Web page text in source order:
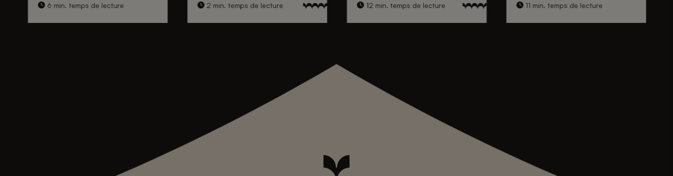
6 min. temps de lecture
2 min. temps de lecture
12 min. temps de lecture
11 min. temps de lecture